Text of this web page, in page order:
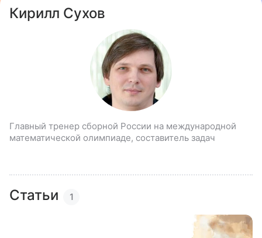
Кирилл Сухов
Главный тренер сборной России на международной
математической олимпиаде, составитель задач
Статьи 1